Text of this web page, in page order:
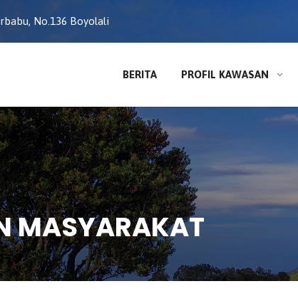
No.136 Boyolali
BERITA PROFIL KAWASAN
MASYARAKAT